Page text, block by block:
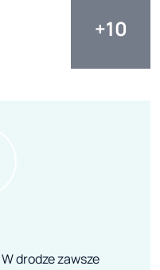
drodze zawsze